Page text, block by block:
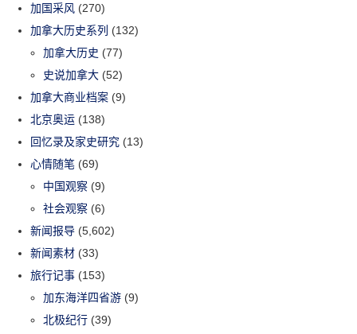
加国采风 (270)
加拿大历史系列 (132)
加拿大历史 (77)
史说加拿大 (52)
加拿大商业档案 (9)
北京奥运 (138)
回忆录及家史研究 (13)
心情随笔 (69)
中国观察 (9)
社会观察 (6)
新闻报导 (5,602)
新闻素材 (33)
旅行记事 (153)
加东海洋四省游 (9)
北极纪行 (39)